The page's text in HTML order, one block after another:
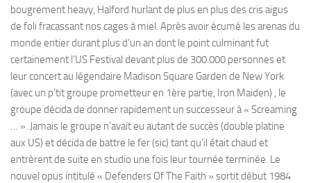
bougrement heavy, Halford hurlant de plus en plus des cris aigus
de foli fracassant nos cages à miel. Après avoir écumé les arenas du
monde entier durant plus d’un an dont le point culminant fut
certainement l’US Festival devant plus de 300.000 personnes et
leur concert au légendaire Madison Square Garden de New York
(avec un p’tit groupe prometteur en 1ère partie, Iron Maiden) , le
groupe décida de donner rapidement un successeur à « Screaming
… ». Jamais le groupe n’avait eu autant de succès (double platine
aux US) et décida de battre le fer (sic) tant qu’il était chaud et
entrèrent de suite en studio une fois leur tournée terminée. Le
nouvel opus intitulé « Defenders Of The Faith » sortit début 1984